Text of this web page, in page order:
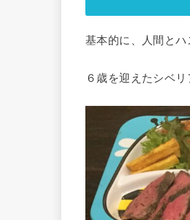
基本的に、人間とハ
６歳を迎えたシベ